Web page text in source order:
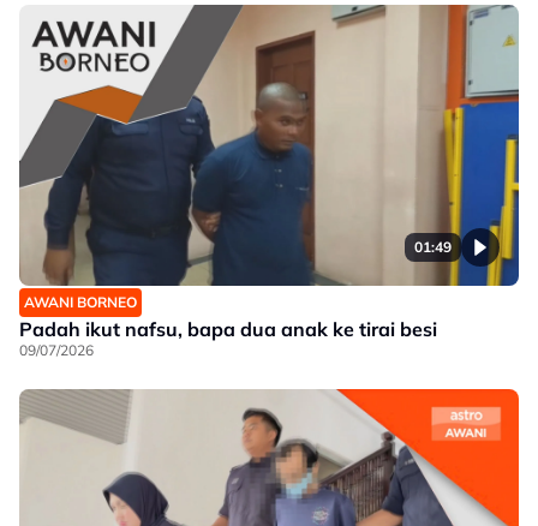
01:49
AWANI BORNEO
Padah ikut nafsu, bapa dua anak ke tirai besi
09/07/2026